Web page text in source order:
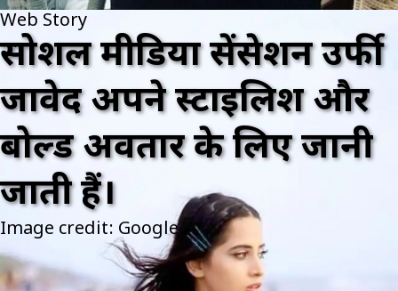
Web Story
सोशल मीडिया सेंसेशन उर्फी
जावेद अपने स्टाइलिश और
बोल्ड अवतार के लिए जानी
जाती हैं।
Image credit: Google